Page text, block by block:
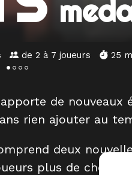
de 2 à 7 joueurs 25
apporte de nouveaux
rien ajouter au
deux
plus de choix